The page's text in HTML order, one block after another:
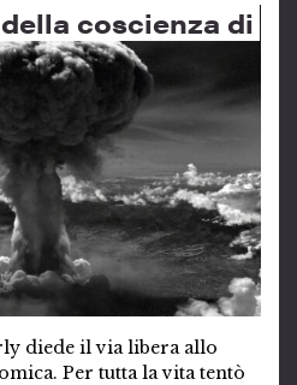
coscienza di
diede il via libera allo
Per tutta la vita tentò